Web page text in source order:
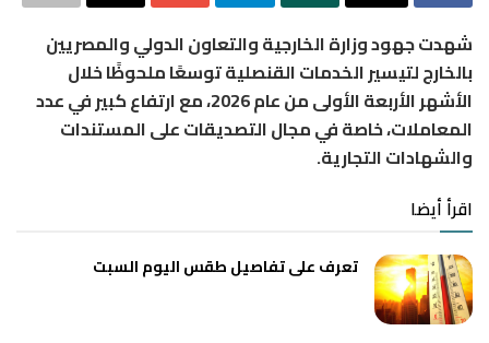
شهدت جهود وزارة الخارجية والتعاون الدولي والمصريين
بالخارج لتيسير الخدمات القنصلية توسعًا ملحوظًا خلال
الأشهر الأربعة الأولى من عام 2026، مع ارتفاع كبير في عدد
المعاملات، خاصة في مجال التصديقات على المستندات
والشهادات التجارية.
اقرأ أيضا
تعرف على تفاصيل طقس اليوم السبت